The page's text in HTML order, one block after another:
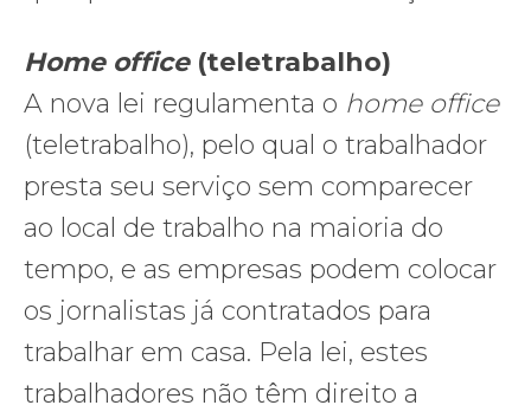
Home office(teletrabalho)
A nova lei regulamenta o home office
(teletrabalho), pelo qual o trabalhador
presta seu serviço sem comparecer
ao local de trabalho na maioria do
tempo, e as empresas podem colocar
os jornalistas já contratados para
trabalhar em casa. Pela lei, estes
trabalhadores não têm direito a